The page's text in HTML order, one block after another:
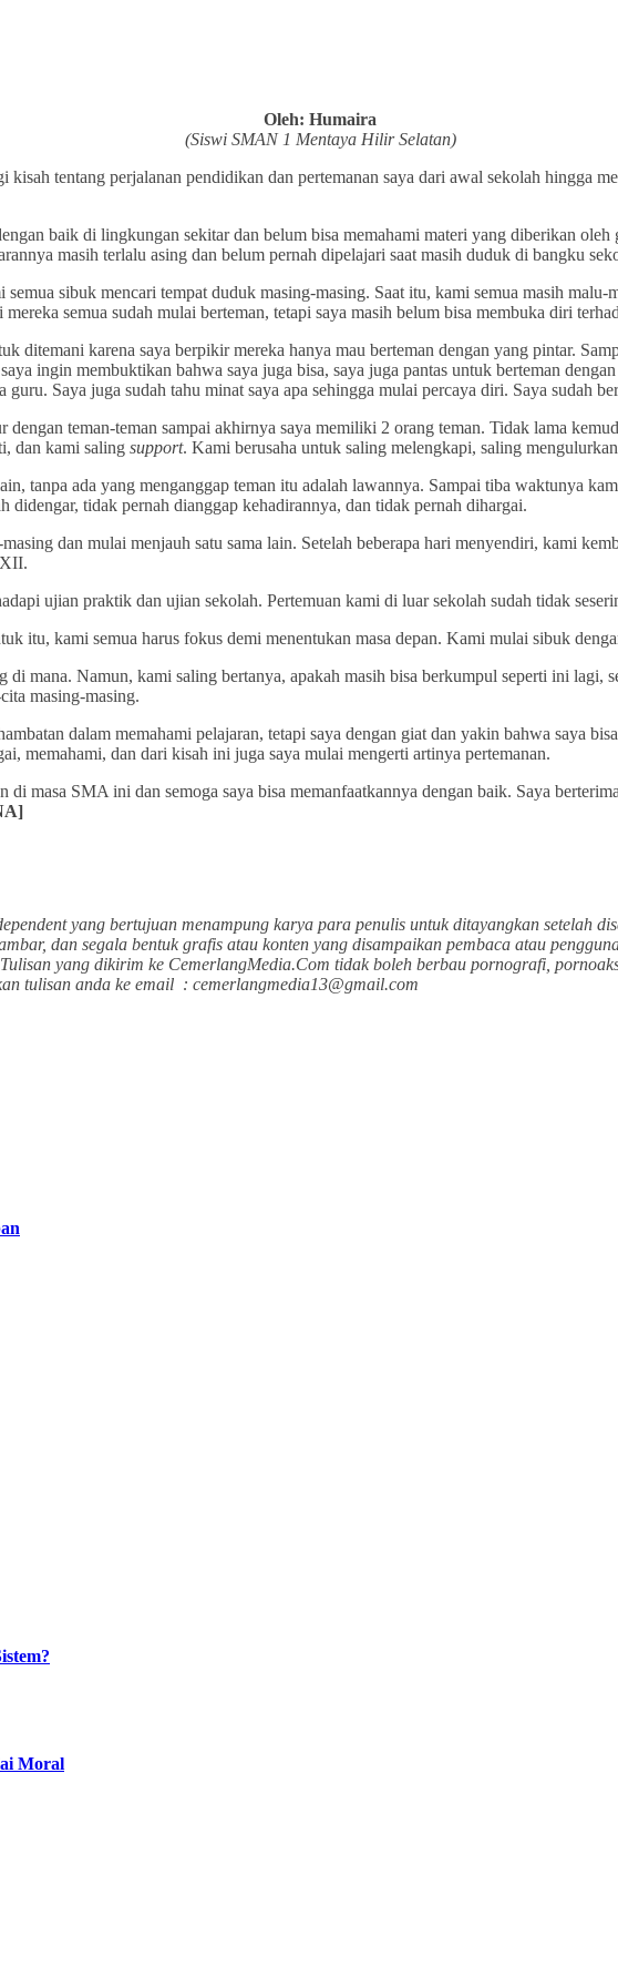
Oleh: Humaira
(Siswi SMAN 1 Mentaya Hilir Selatan)
kisah tentang perjalanan pendidikan dan pertemanan saya dari awal sekolah hingga
baik di lingkungan sekitar dan belum bisa memahami materi yang diberikan oleh
masih terlalu asing dan belum pernah dipelajari saat masih duduk di bangku
sibuk mencari tempat duduk masing-masing. Saat itu, kami semua masih
semua sudah mulai berteman, tetapi saya masih belum bisa membuka diri
ditemani karena saya berpikir mereka hanya mau berteman dengan yang pintar.
ingin membuktikan bahwa saya juga bisa, saya juga pantas untuk berteman
Saya juga sudah tahu minat saya apa sehingga mulai percaya diri. Saya sudah
dengan teman-teman sampai akhirnya saya memiliki 2 orang teman. Tidak lama
dan kami saling support. Kami berusaha untuk saling melengkapi, saling
tanpa ada yang menganggap teman itu adalah lawannya. Sampai tiba waktunya
didengar, tidak pernah dianggap kehadirannya, dan tidak pernah dihargai.
dan mulai menjauh satu sama lain. Setelah beberapa hari menyendiri, kami
ujian praktik dan ujian sekolah. Pertemuan kami di luar sekolah sudah tidak
itu, kami semua harus fokus demi menentukan masa depan. Kami mulai sibuk
mana. Namun, kami saling bertanya, apakah masih bisa berkumpul seperti ini lagi,
masing-masing.
dalam memahami pelajaran, tetapi saya dengan giat dan yakin bahwa saya
memahami, dan dari kisah ini juga saya mulai mengerti artinya pertemanan.
di masa SMA ini dan semoga saya bisa memanfaatkannya dengan baik. Saya
yang bertujuan menampung karya para penulis untuk ditayangkan setelah
dan segala bentuk grafis atau konten yang disampaikan pembaca atau
yang dikirim ke CemerlangMedia.Com tidak boleh berbau pornografi,
tulisan anda ke email : cemerlangmedia13@gmail.com
Moral